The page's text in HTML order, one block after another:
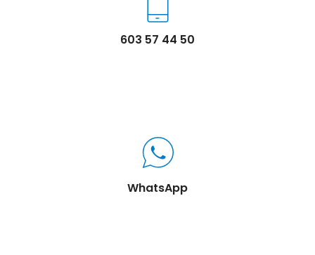
603 57 44 50
WhatsApp